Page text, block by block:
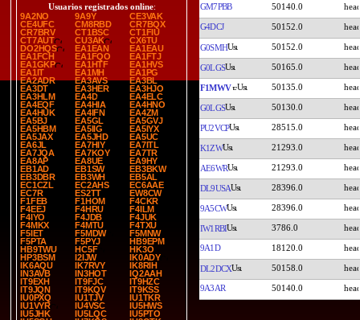
Usuarios registrados online:
9A2NO
9A9Y
CE3VAK
CE4UFC
CM8RBD
CR7BQX
CR7BRV
CT1BSC
CT1FIU
CT7AUT
CU3AK
CX6TU
DO2HQS
EA1EAN
EA1EAU
EA1FCH
EA1FQO
EA1FTJ
EA1GKP
EA1HTF
EA1HVS
EA1IT
EA1MH
EA1PG
EA2ADR
EA3AVS
EA3BL
EA3DT
EA3HER
EA3HJO
EA3HLM
EA4D
EA4ELC
EA4EQF
EA4HIA
EA4HNO
EA4HUK
EA4IFN
EA4ZM
EA5BJ
EA5GL
EA5GVJ
EA5HBM
EA5IIG
EA5IYX
EA5JAX
EA5JHD
EA5UC
EA6JL
EA7HIY
EA7ITL
EA7JQA
EA7KOY
EA7TR
EA8AP
EA8UE
EA9HY
EB1AD
EB1SW
EB3BKW
EB3DBR
EB3WH
EB5AL
EC1CZL
EC2AHS
EC6AAE
EC7R
ES2TT
EW8CW
F1FEB
F1HOM
F4CKR
F4EEJ
F4HRU
F4ILM
F4IYO
F4JDB
F4JUK
F4MKX
F4MTU
F4TXU
F5IET
F5MDW
F5MNW
F5PTA
F5PYJ
HB9EPM
HB9TWU
HC5F
HK3O
HP3BSM
I2IJW
IK0ADY
IK6AQU
IK7RVY
IK8RIH
IN3AVB
IN3HOT
IQ2AAH
IT9EXH
IT9FJC
IT9HZC
IT9JQN
IT9KQV
IT9KSS
IU0PXQ
IU1TJV
IU1TKR
IU1VYR
IU4VSC
IU5HWS
IU5JHK
IU5LQC
IU5PTO
GM7PBB 50140.0
G4DCJ 50152.0
G0SMH 50152.0
G0LGS 50165.0
F1MWV 50135.0
G0LGS 50130.0
PU2VCP 28515.0
K1ZW 21293.0
AE6WR 21293.0
DL9USA 28396.0
9A5CW 28396.0
IW1RBI 3786.0
9A1D 18120.0
DL2DCX 50158.0
9A3AR 50140.0